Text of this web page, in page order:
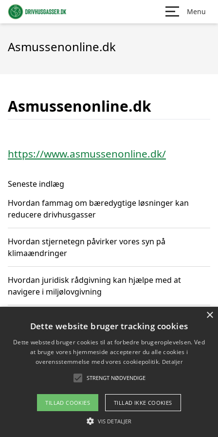
Menu
Asmussenonline.dk
Asmussenonline.dk
https://www.asmussenonline.dk/
Seneste indlæg
Hvordan fammag om bæredygtige løsninger kan
reducere drivhusgasser
Hvordan stjernetegn påvirker vores syn på
klimaændringer
Hvordan juridisk rådgivning kan hjælpe med at
navigere i miljølovgivning
Hvordan spil og underholdning online kan inspirere til
bæredygtige valg
Køb produkter i danske webshops for at spare på
transport og nedbringe CO2-udledning
Copyright 2026 - Pilanto Aps
Om / kontakt
×
Dette website bruger tracking cookies
Dette websted bruger cookies til at forbedre brugeroplevelsen. Ved
at bruge vores hjemmeside accepterer du alle cookies i
overensstemmelse med vores cookiepolitik. Detaljer
STRENGT NØDVENDIGE
TILLAD COOKIES TILLAD IKKE COOKIES
VIS DETALJER